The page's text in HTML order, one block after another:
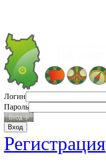
Логин
Пароль
Регистрация